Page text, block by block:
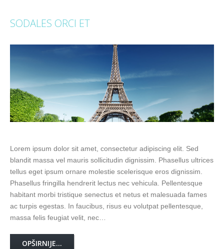
SODALES ORCI ET
Lorem ipsum dolor sit amet, consectetur adipiscing elit. Sed
blandit massa vel mauris sollicitudin dignissim. Phasellus ultrices
tellus eget ipsum ornare molestie scelerisque eros dignissim.
Phasellus fringilla hendrerit lectus nec vehicula. Pellentesque
habitant morbi tristique senectus et netus et malesuada fames
ac turpis egestas. In faucibus, risus eu volutpat pellentesque,
massa felis feugiat velit, nec…
OPŠIRNIJE...